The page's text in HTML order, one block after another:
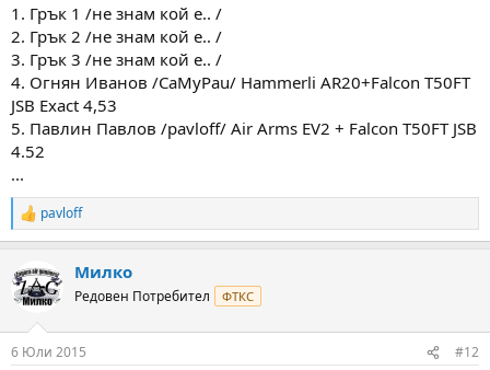
1. Грък 1 /не знам кой е.. /
2. Грък 2 /не знам кой е.. /
3. Грък 3 /не знам кой е.. /
4. Огнян Иванов /CaMyPau/ Hammerli AR20+Falcon T50FT
JSB Exact 4,53
5. Павлин Павлов /pavloff/ Air Arms EV2 + Falcon T50FT JSB
4.52
...
R
e
c
t
i
s
pavloff
Милко
Редовен Потребител ФТКС
6 Юли 2015 #12